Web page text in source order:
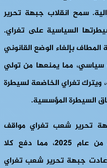
سمح انقلاب جبهة تحرير
السياسية على تغراي.
بإلغاء الوضع القانوني
مما يمنعها من تولي
ويترك تغراي الخاضعة لسيطرة
السيطرة المؤسسية.
تحرير شعب تغراي مواقف
عدائية متزايدة طوال ما تبقى من عام 2025، مما دفع كلا
جبهة تحرير شعب تغراي